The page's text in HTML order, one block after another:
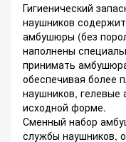
Гигиенический
наушников
амбушюры (без
наполнены
принимать
обеспечивая более
наушников,
исходной форме.
Сменный набор
службы наушников,